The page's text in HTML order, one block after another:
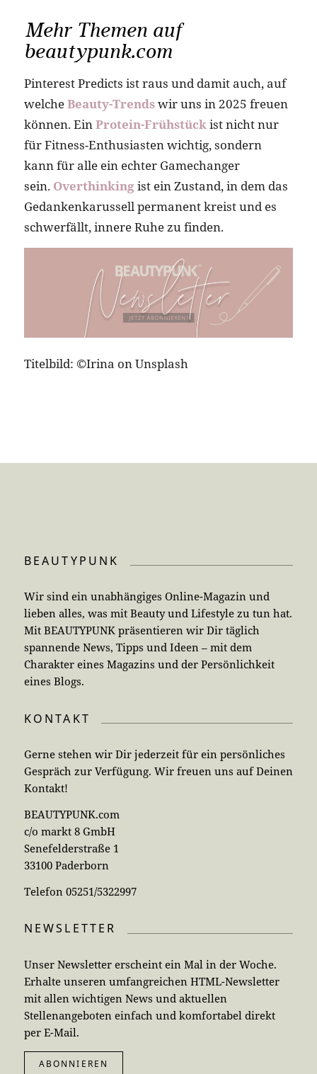
Mehr Themen auf
beautypunk.com
Pinterest Predicts ist raus und damit auch, auf
welcheBeauty-Trendswir uns in 2025 freuen
können. EinProtein-Frühstückist nicht nur
für Fitness-Enthusiasten wichtig, sondern
kann für alle ein echter Gamechanger
sein. Overthinking ist ein Zustand, in dem das
Gedankenkarussell permanent kreist und es
schwerfällt, innere Ruhe zu finden.
Titelbild: ©Irina on Unsplash
BEAUTYPUNK
Wir sind ein unabhängiges Online-Magazin und
lieben alles, was mit Beauty und Lifestyle zu tun hat.
Mit BEAUTYPUNK präsentieren wir Dir täglich
spannende News, Tipps und Ideen – mit dem
Charakter eines Magazins und der Persönlichkeit
eines Blogs.
KONTAKT
Gerne stehen wir Dir jederzeit für ein persönliches
Gespräch zur Verfügung. Wir freuen uns auf Deinen
Kontakt!
BEAUTYPUNK.com
c/o markt 8 GmbH
Senefelderstraße 1
33100 Paderborn
Telefon 05251/5322997
NEWSLETTER
Unser Newsletter erscheint ein Mal in der Woche.
Erhalte unseren umfangreichen HTML-Newsletter
mit allen wichtigen News und aktuellen
Stellenangeboten einfach und komfortabel direkt
per E-Mail.
ABONNIEREN